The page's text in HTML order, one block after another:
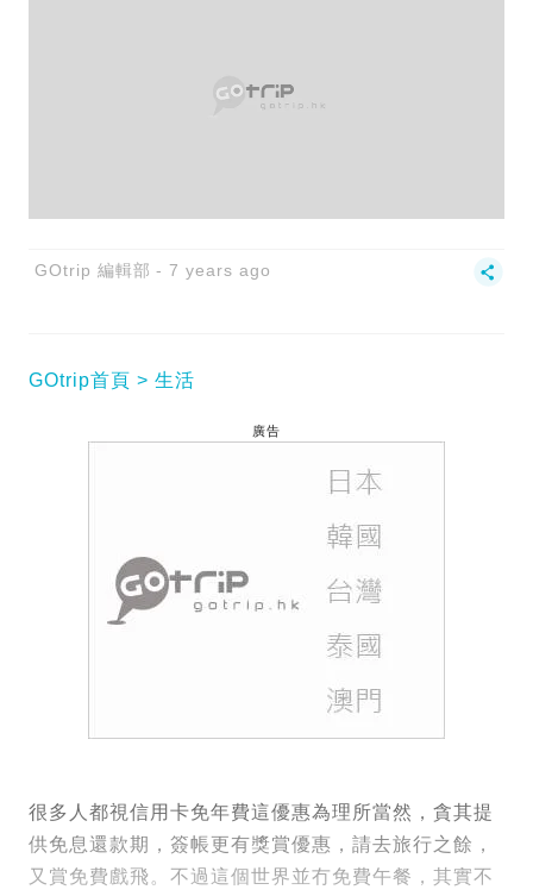
GOtrip 編輯部 7 years ago
GOtrip首頁 生活
廣告
很多人都視信用卡免年費這優惠為理所當然，貪其提
供免息還款期，簽帳更有獎賞優惠，請去旅行之餘，
又賞免費戲飛。不過這個世界並冇免費午餐，其實不